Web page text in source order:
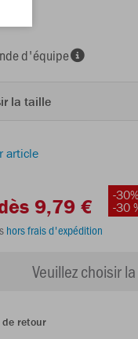
d'équipe
la taille
article
9,79 €
-
-30
hors frais d'expédition
Veuillez choisir
retour